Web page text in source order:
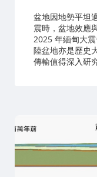
盆地因地勢平坦
震時，盆地效應
2025 年緬甸大
陸盆地亦是歷史
傳輸值得深入研究